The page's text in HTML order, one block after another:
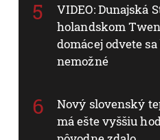
VIDEO: Dunajská
holandskom
domácej odvete
nemožné
Nový slovenský
má ešte vyššiu